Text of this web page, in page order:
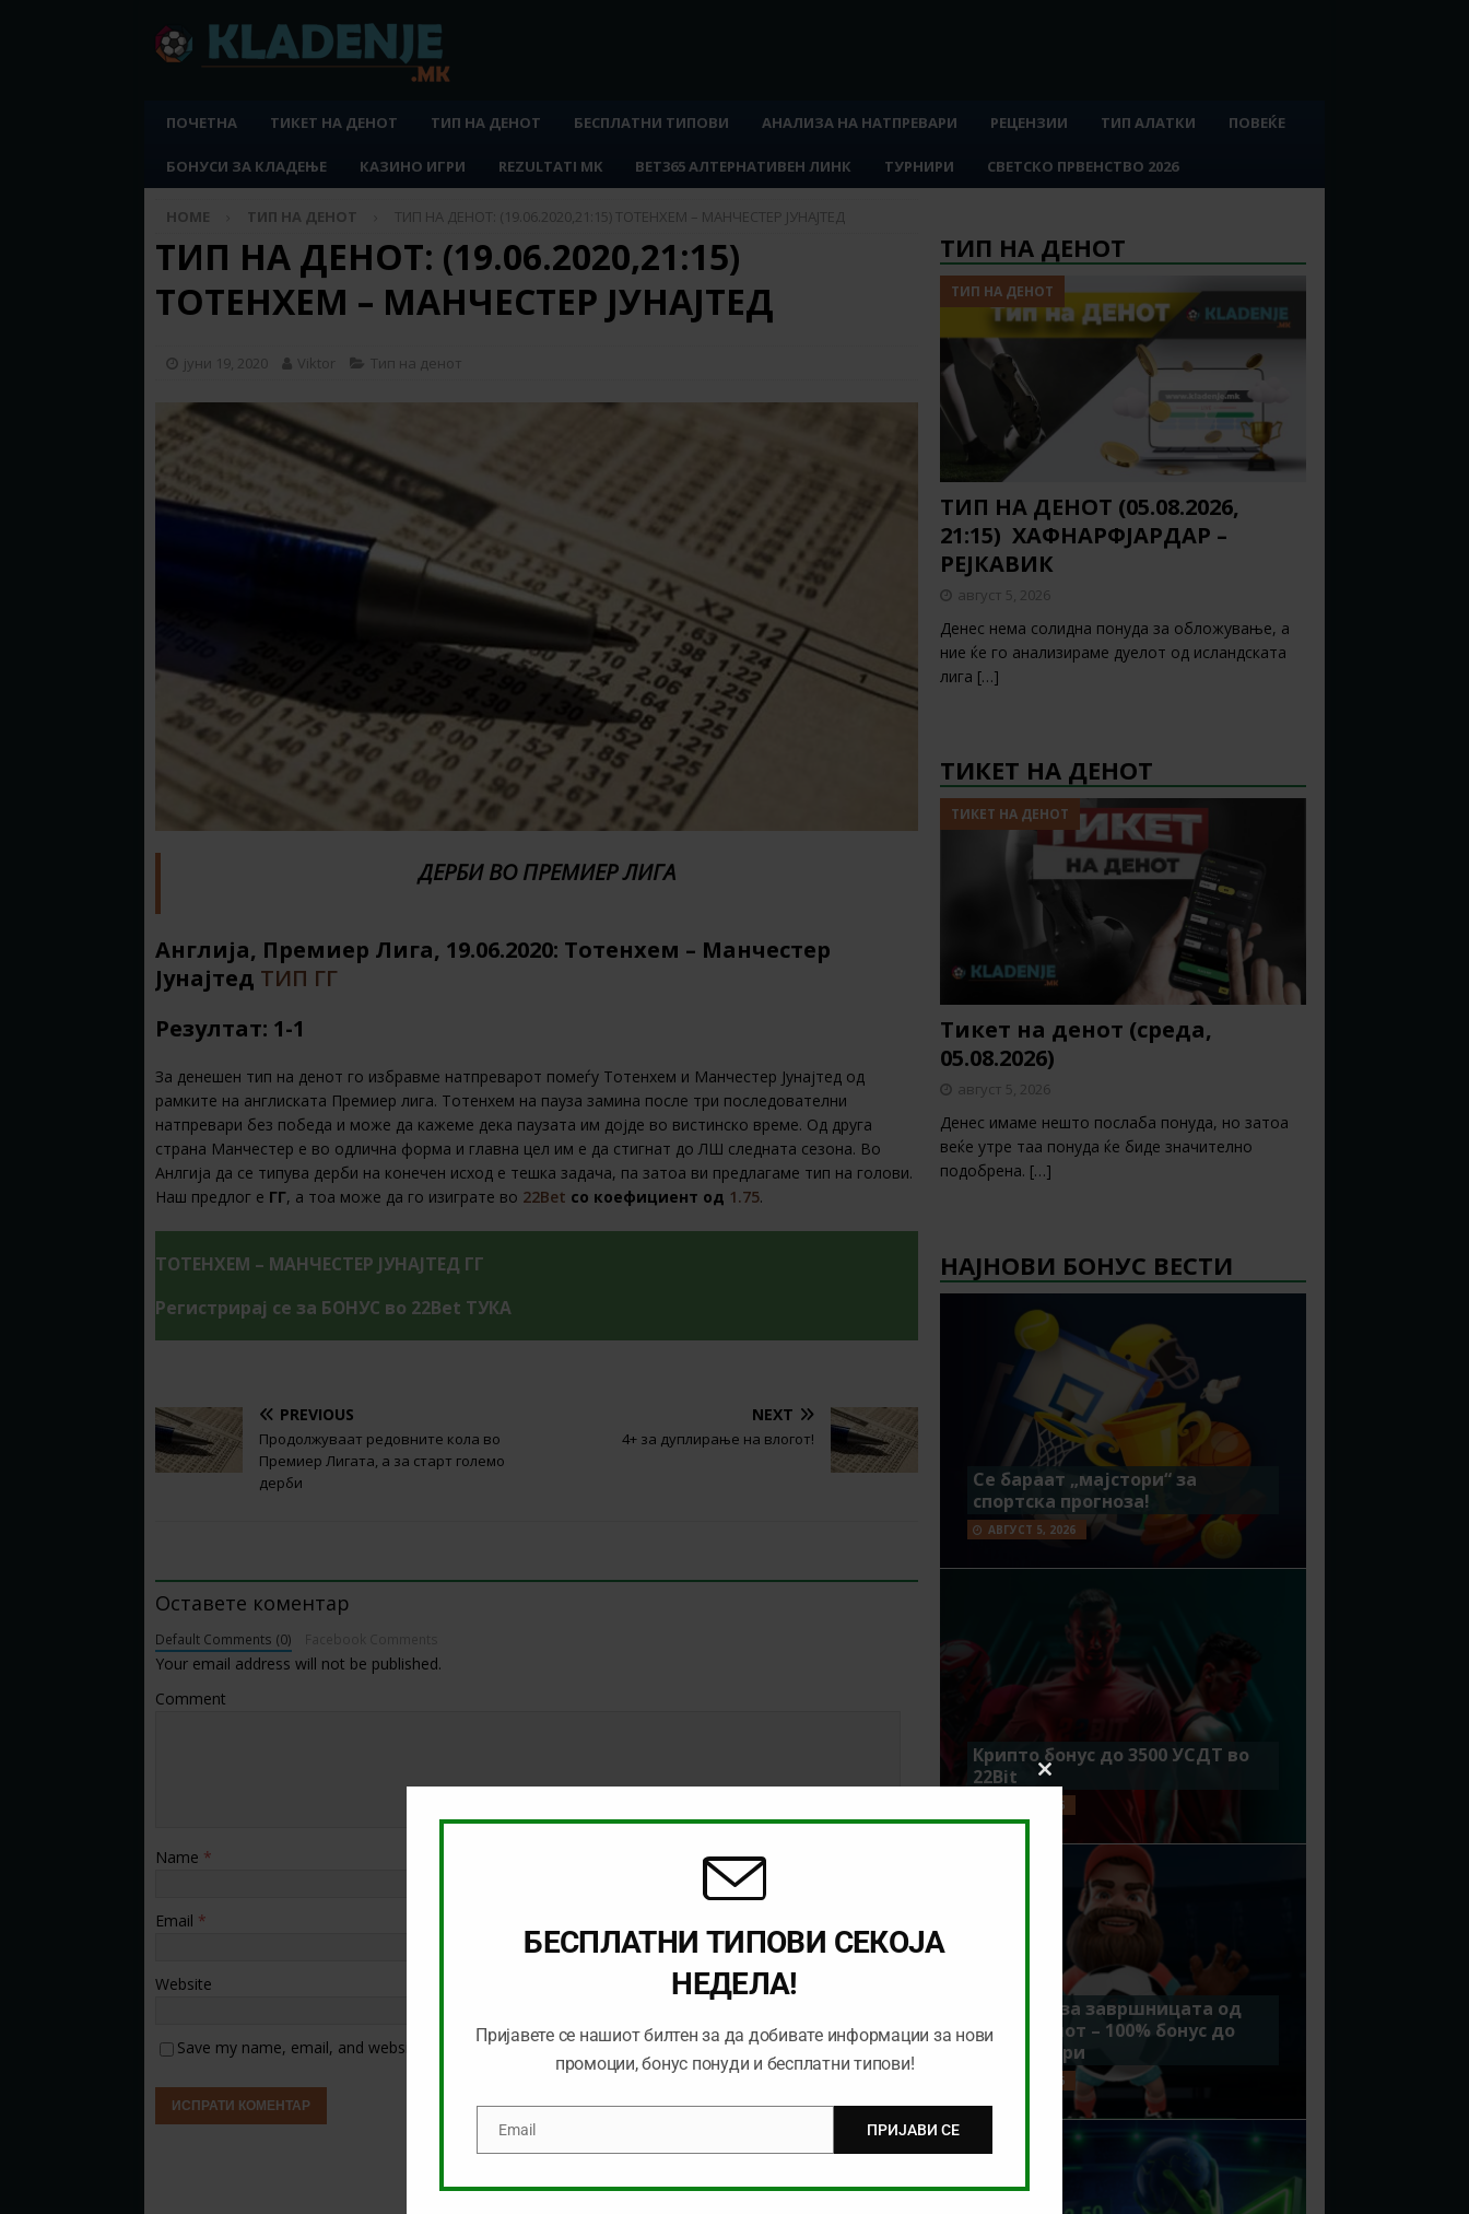
ПОЧЕТНА ТИКЕТ НА ДЕНОТ ТИП НА ДЕНОТ БЕСПЛАТНИ ТИПОВИ АНАЛИЗА НА НАТПРЕВАРИ РЕЦЕНЗИИ ТИП АЛАТКИ ПОВЕЌЕ
БОНУСИ ЗА КЛАДЕЊЕ КАЗИНО ИГРИ REZULTATI MK BET365 АЛТЕРНАТИВЕН ЛИНК ТУРНИРИ СВЕТСКО ПРВЕНСТВО 2026
HOME ТИП НА ДЕНОТ ТИП НА ДЕНОТ: (19.06.2020,21:15) ТОТЕНХЕМ – МАНЧЕСТЕР ЈУНАЈТЕД
ТИП НА ДЕНОТ: (19.06.2020,21:15)
ТОТЕНХЕМ – МАНЧЕСТЕР ЈУНАЈТЕД
јуни 19, 2020 Viktor Тип на денот
ДЕРБИ ВО ПРЕМИЕР ЛИГА
Англија, Премиер Лига, 19.06.2020: Тотенхем – Манчестер
Јунајтед ТИП ГГ
Резултат: 1-1
За денешен тип на денот го избравме натпреварот помеѓу Тотенхем и Манчестер Јунајтед од
рамките на англиската Премиер лига. Тотенхем на пауза замина после три последователни
натпревари без победа и може да кажеме дека паузата им дојде во вистинско време. Од друга
страна Манчестер е во одлична форма и главна цел им е да стигнат до ЛШ следната сезона. Во
Анлгија да се типува дерби на конечен исход е тешка задача, па затоа ви предлагаме тип на голови.
Наш предлог е ГГ, а тоа може да го изиграте во 22Bet со коефициент од 1.75.
ТОТЕНХЕМ – МАНЧЕСТЕР ЈУНАЈТЕД ГГ
Регистрирај се за БОНУС во 22Bet ТУКА
PREVIOUS
Продолжуваат редовните кола во
Премиер Лигата, а за старт големо
дерби
NEXT
4+ за дуплирање на влогот!
Оставете коментар
Default Comments (0)
Your email address will not be published.
Comment
Name *
Email *
Website
Save my name, email, and website in this browser for the next time I comment.
ТИП НА ДЕНОТ
ТИП НА ДЕНОТ
ТИП НА ДЕНОТ (05.08.2026,
21:15) ХАФНАРФЈАРДАР –
РЕЈКАВИК
август 5, 2026
Денес нема солидна понуда за обложување, а
ние ќе го анализираме дуелот од исландската
лига […]
ТИКЕТ НА ДЕНОТ
ТИКЕТ НА ДЕНОТ
Тикет на денот (среда,
05.08.2026)
август 5, 2026
Денес имаме нешто послаба понуда, но затоа
веќе утре таа понуда ќе биде значително
подобрена. […]
НАЈНОВИ БОНУС ВЕСТИ
Се бараат „мајстори“ за
спортска прогноза!
АВГУСТ 5, 2026
Крипто бонус до 3500 УСДТ во
22Bit
ЈУЛИ 29, 2026
Идеално за завршницата од
Мундијалот – 100% бонус до
7500 денари
ЈУЛИ 15, 2026
Close
this
module
БЕСПЛАТНИ ТИПОВИ СЕКОЈА
НЕДЕЛА!
Пријавете се нашиот билтен за да добивате информации за нови
промоции, бонус понуди и бесплатни типови!
EmailEmail ПРИЈАВИ СЕ